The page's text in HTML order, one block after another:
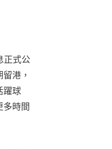
正式公
港，
躍球
時間